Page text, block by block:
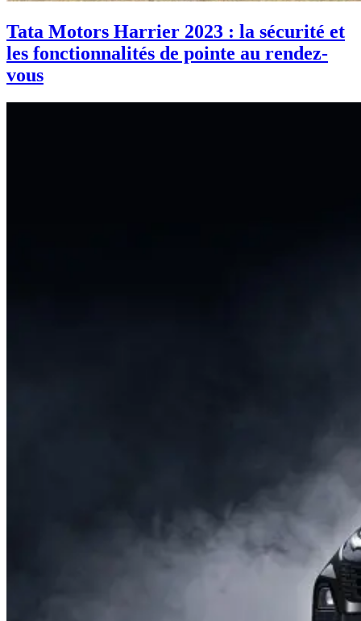
Tata Motors Harrier 2023 : la sécurité et
les fonctionnalités de pointe au rendez-
vous